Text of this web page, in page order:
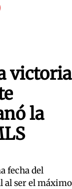
victoria
la
fecha del
al ser el máximo